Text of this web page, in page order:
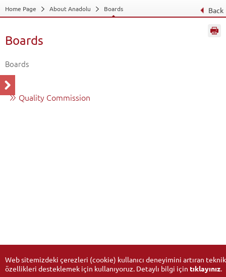
Home Page About Anadolu Boards Back
Boards
Boards
Quality Commission
Web sitemizdeki çerezleri (cookie) kullanıcı deneyimini artıran teknik
özellikleri desteklemek için kullanıyoruz. Detaylı bilgi için tıklayınız.